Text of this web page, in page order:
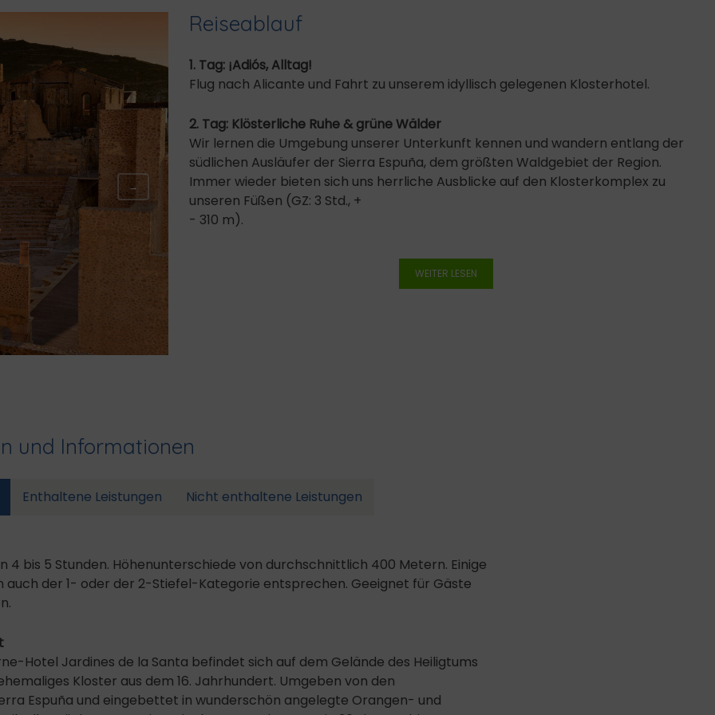
→
Reiseablauf
1. Tag: ¡Adiós, Alltag!
Flug nach Alicante und Fahrt zu unserem idyllisch gelegenen Klosterhotel.
2. Tag: Klösterliche Ruhe & grüne Wälder
Wir lernen die Umgebung unserer Unterkunft kennen und wandern entlang der
südlichen Ausläufer der Sierra Espuña, dem größten Waldgebiet der Region.
Immer wieder bieten sich uns herrliche Ausblicke auf den Klosterkomplex zu
unseren Füßen (GZ: 3 Std., +
- 310 m).
WEITER LESEN
und Informationen
Enthaltene Leistungen Nicht enthaltene Leistungen
4 bis 5 Stunden. Höhenunterschiede von durchschnittlich 400 Metern. Einige
auch der 1- oder der 2-Stiefel-Kategorie entsprechen. Geeignet für Gäste
Hotel Jardines de la Santa befindet sich auf dem Gelände des Heiligtums
Kloster aus dem 16. Jahrhundert. Umgeben von den
Espuña und eingebettet in wunderschön angelegte Orangen- und